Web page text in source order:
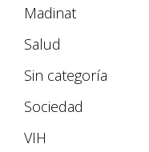
Madinat
Salud
Sin categoría
Sociedad
VIH